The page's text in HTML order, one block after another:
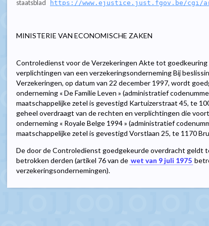
staatsblad
https://www.ejustice.just.fgov.be/cgi/
MINISTERIE VAN ECONOMISCHE ZAKEN
Controledienst voor de Verzekeringen Akte tot
verplichtingen van een verzekeringsonderneming Bij
Verzekeringen, op datum van 22 december 1997, wordt
onderneming « De Familie Leven » (administratief
maatschappelijke zetel is gevestigd Kartuizerstraat 45, te
geheel overdraagt van de rechten en verplichtingen die
onderneming « Royale Belge 1994 » (administratief
maatschappelijke zetel is gevestigd Vorstlaan 25, te 1170
De door de Controledienst goedgekeurde overdracht geldt
betrokken derden (artikel 76 van de wet van 9 juli 1975
verzekeringsondernemingen).